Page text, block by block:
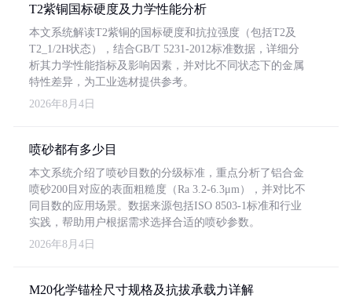
T2紫铜国标硬度及力学性能分析
本文系统解读T2紫铜的国标硬度和抗拉强度（包括T2及
T2_1/2H状态），结合GB/T 5231-2012标准数据，详细分
析其力学性能指标及影响因素，并对比不同状态下的金属
特性差异，为工业选材提供参考。
2026年8月4日
喷砂都有多少目
本文系统介绍了喷砂目数的分级标准，重点分析了铝合金
喷砂200目对应的表面粗糙度（Ra 3.2-6.3μm），并对比不
同目数的应用场景。数据来源包括ISO 8503-1标准和行业
实践，帮助用户根据需求选择合适的喷砂参数。
2026年8月4日
M20化学锚栓尺寸规格及抗拔承载力详解